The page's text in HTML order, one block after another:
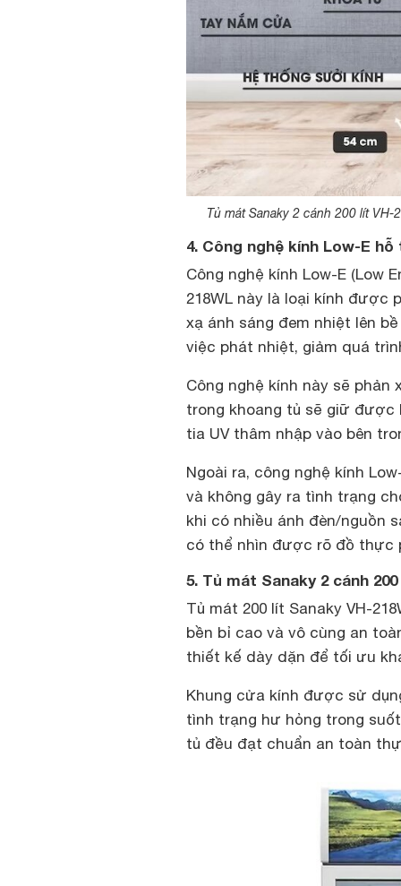
Tủ mát Sanaky 2 cánh 200 lít
4. Công nghệ kính Low-E
Công nghệ kính Low-E (Low
218WL này là loại kính được
xạ ánh sáng đem nhiệt lên
việc phát nhiệt, giảm quá
Công nghệ kính này sẽ
trong khoang tủ sẽ giữ được
tia UV thâm nhập vào bên
Ngoài ra, công nghệ kính
và không gây ra tình trạng
khi có nhiều ánh đèn/nguồn
có thể nhìn được rõ đồ thực
5. Tủ mát Sanaky 2 cánh
Tủ mát 200 lít Sanaky VH-
bền bỉ cao và vô cùng an
thiết kế dày dặn để tối ưu
Khung cửa kính được sử
tình trạng hư hỏng trong
tủ đều đạt chuẩn an toàn